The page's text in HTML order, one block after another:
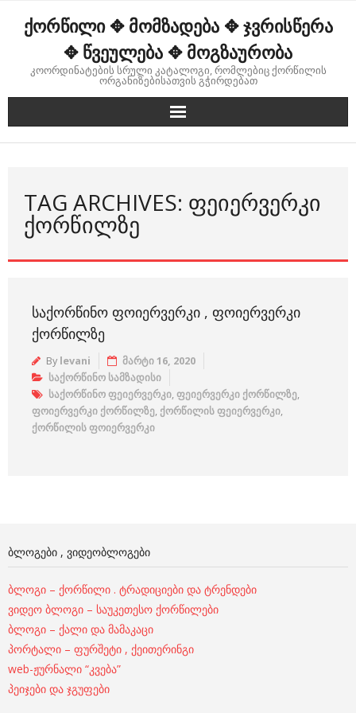
ქორწილი ✥ მომზადება ✥ ჯვრისწერა
✥ წვეულება ✥ მოგზაურობა
კოორდინატების სრული კატალოგი, რომლებიც ქორწილის
ორგანიზებისათვის გჭირდებათ
TAG ARCHIVES: ᲤᲔᲘᲔᲠᲕᲔᲠᲙᲘ
ᲥᲝᲠᲬᲘᲚᲖᲔ
ᲡᲐᲥᲝᲠᲬᲘᲜᲝ ᲤᲝᲘᲔᲠᲕᲔᲠᲙᲘ , ᲤᲝᲘᲔᲠᲕᲔᲠᲙᲘ
ᲥᲝᲠᲬᲘᲚᲖᲔ
By levani
მარტი 16, 2020
საქორწინო სამზადისი
საქორწინო ფეიერვერკი, ფეიერვერკი ქორწილზე,
ფოიერვერკი ქორწილზე, ქორწილის ფეიერვერკი,
ქორწილის ფოიერვერკი
ᲑᲚᲝᲒᲔᲑᲘ , ᲕᲘᲓᲔᲝᲑᲚᲝᲒᲔᲑᲘ
ბლოგი – ქორწილი . ტრადიციები და ტრენდები
ვიდეო ბლოგი – საუკეთესო ქორწილები
ბლოგი – ქალი და მამაკაცი
პორტალი – ფურშეტი , ქეითერინგი
web-ჟურნალი “კვება”
პეიჯები და ჯგუფები